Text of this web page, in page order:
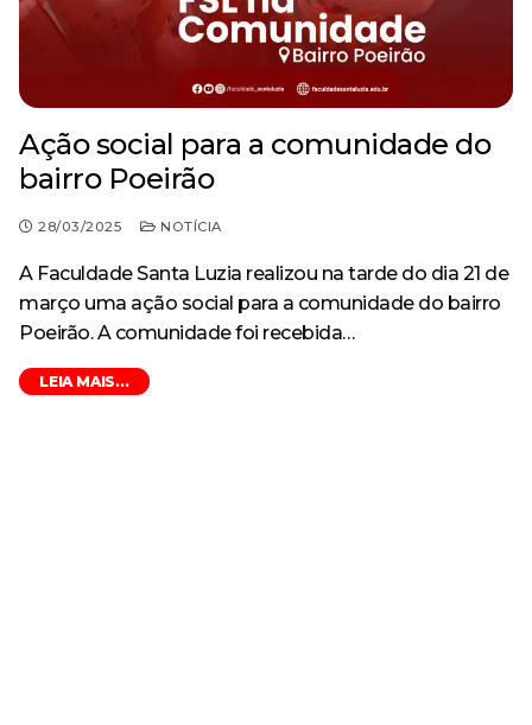
Ação social para a comunidade do
bairro Poeirão
28/03/2025 NOTÍCIA
A Faculdade Santa Luzia realizou na tarde do dia 21 de
março uma ação social para a comunidade do bairro
Poeirão. A comunidade foi recebida…
LEIA MAIS...